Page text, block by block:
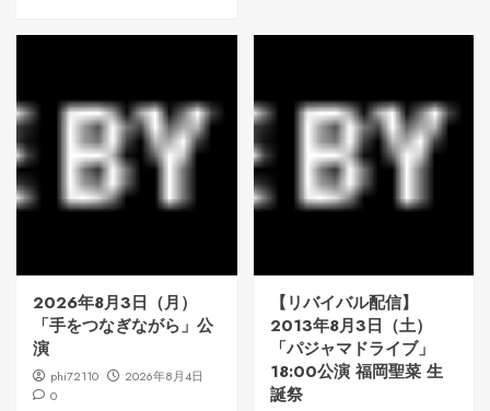
2026年8月3日（月）
「手をつなぎながら」公
演
phi72110
2026年8月4日
0
【リバイバル配信】
2013年8月3日（土）
「パジャマドライブ」
18:00公演 福岡聖菜 生
誕祭